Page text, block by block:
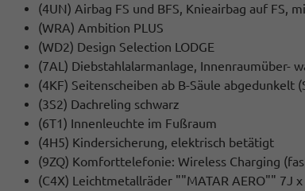
(4UN) Airbag FS und BFS, Knieairbag auf FS,
(WRA) Ambition PLUS
(WD2) Design Selection LODGE
(7AL) Diebstahlalarmanlage, Innenraumüber-
(4KF) Seitenscheiben ab B-Säule abgedunkelt
(3S2) Dachreling schwarz
(6T1) Innenleuchte im Fußraum
(4H5) Kindersicherung, elektrisch betätigt
(9ZQ) Komforttelefonie: Wireless Charging
(C4X) Leichtmetallräder ""MATAR AERO"" 7J